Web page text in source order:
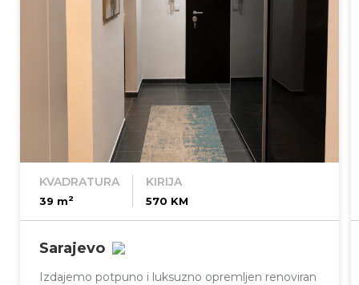
KVADRATURA
39 m2
KIRIJA
570 KM
Sarajevo
Izdajemo potpuno i luksuzno opremljen renoviran